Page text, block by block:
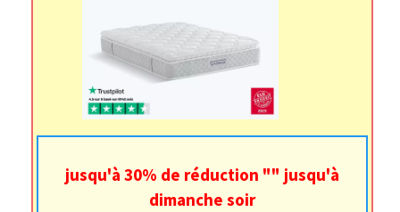
jusqu'à 30% de réduction "" jusqu'à
dimanche soir